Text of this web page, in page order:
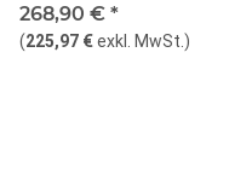
268,90 € *
(225,97 €exkl. MwSt. )